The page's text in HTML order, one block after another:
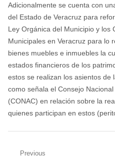
Adicionalmente se cuenta con
del Estado de Veracruz para
Ley Orgánica del Municipio y los
Municipales en Veracruz para lo
bienes muebles e inmuebles la
estados financieros de los
estos se realizan los asientos de
como señala el Consejo
(CONAC) en relación sobre la
quienes participan en estos
Previous